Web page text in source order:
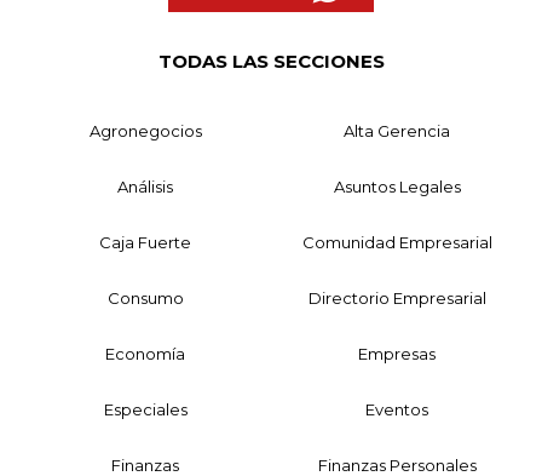
TODAS LAS SECCIONES
Agronegocios Alta Gerencia
Análisis Asuntos Legales
Caja Fuerte Comunidad Empresarial
Consumo Directorio Empresarial
Economía Empresas
Especiales Eventos
Finanzas Finanzas Personales